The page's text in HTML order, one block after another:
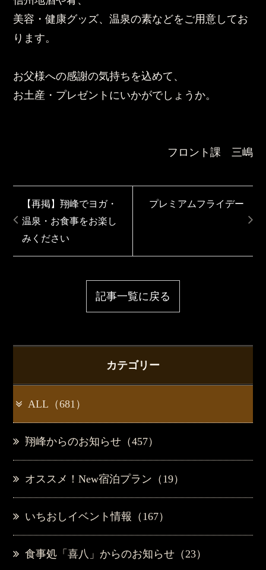
美容・健康グッズ、温泉の素などをご用意してお
ります。
お父様への感謝の気持ちを込めて、
お土産・プレゼントにいかがでしょうか。
フロント課 三嶋
【再掲】翔峰でヨガ・
温泉・お食事をお楽し
みください
プレミアムフライデー
記事一覧に戻る
カテゴリー
ALL（681）
翔峰からのお知らせ（457）
オススメ！New宿泊プラン（19）
いちおしイベント情報（167）
食事処「喜八」からのお知らせ（23）